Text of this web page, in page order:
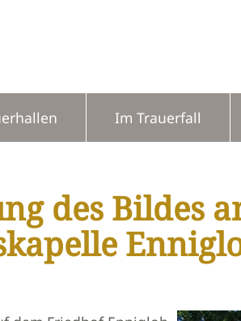
Im Trauerfall
des Bildes